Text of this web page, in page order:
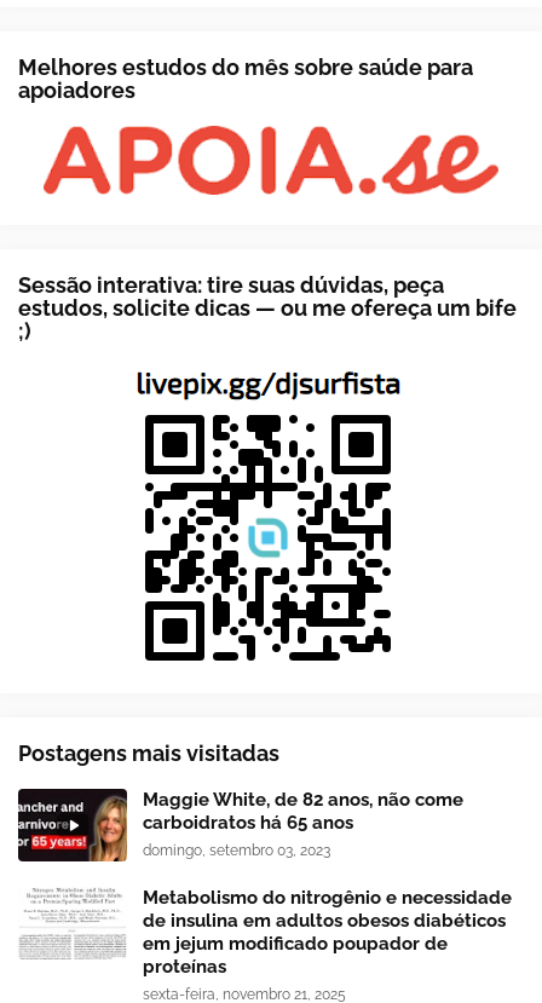
Melhores estudos do mês sobre saúde para
apoiadores
Sessão interativa: tire suas dúvidas, peça
estudos, solicite dicas — ou me ofereça um bife
;)
Postagens mais visitadas
Maggie White, de 82 anos, não come
carboidratos há 65 anos
domingo, setembro 03, 2023
Metabolismo do nitrogênio e necessidade
de insulina em adultos obesos diabéticos
em jejum modificado poupador de
proteínas
sexta-feira, novembro 21, 2025